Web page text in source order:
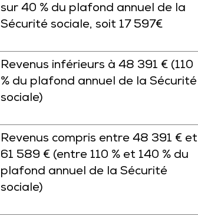
sur 40 % du plafond annuel de la
Sécurité sociale, soit 17 597€
Revenus inférieurs à 48 391 € (110
% du plafond annuel de la Sécurité
sociale)
Revenus compris entre 48 391 € et
61 589 € (entre 110 % et 140 % du
plafond annuel de la Sécurité
sociale)